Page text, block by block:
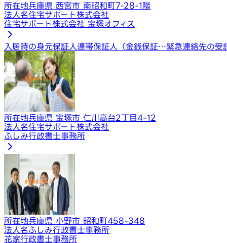
所在地兵庫県 西宮市 南昭和町7-28-1階
法人名住宅サポート株式会社
住宅サポート株式会社 宝塚オフィス
入居時の身元保証人連帯保証人（金銭保証…緊急連絡先の受
所在地兵庫県 宝塚市 仁川高台2丁目4-12
法人名住宅サポート株式会社
ふしみ行政書士事務所
所在地兵庫県 小野市 昭和町458-348
法人名ふしみ行政書士事務所
花家行政書士事務所